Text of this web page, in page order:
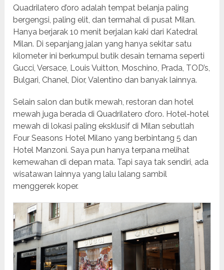
Quadrilatero d’oro adalah tempat belanja paling
bergengsi, paling elit, dan termahal di pusat Milan.
Hanya berjarak 10 menit berjalan kaki dari Katedral
Milan. Di sepanjang jalan yang hanya sekitar satu
kilometer ini berkumpul butik desain ternama seperti
Gucci, Versace, Louis Vuitton, Moschino, Prada, TOD’s,
Bulgari, Chanel, Dior, Valentino dan banyak lainnya.
Selain salon dan butik mewah, restoran dan hotel
mewah juga berada di Quadrilatero d’oro. Hotel-hotel
mewah di lokasi paling eksklusif di Milan sebutlah
Four Seasons Hotel Milano yang berbintang 5 dan
Hotel Manzoni. Saya pun hanya terpana melihat
kemewahan di depan mata. Tapi saya tak sendiri, ada
wisatawan lainnya yang lalu lalang sambil
menggerek koper.